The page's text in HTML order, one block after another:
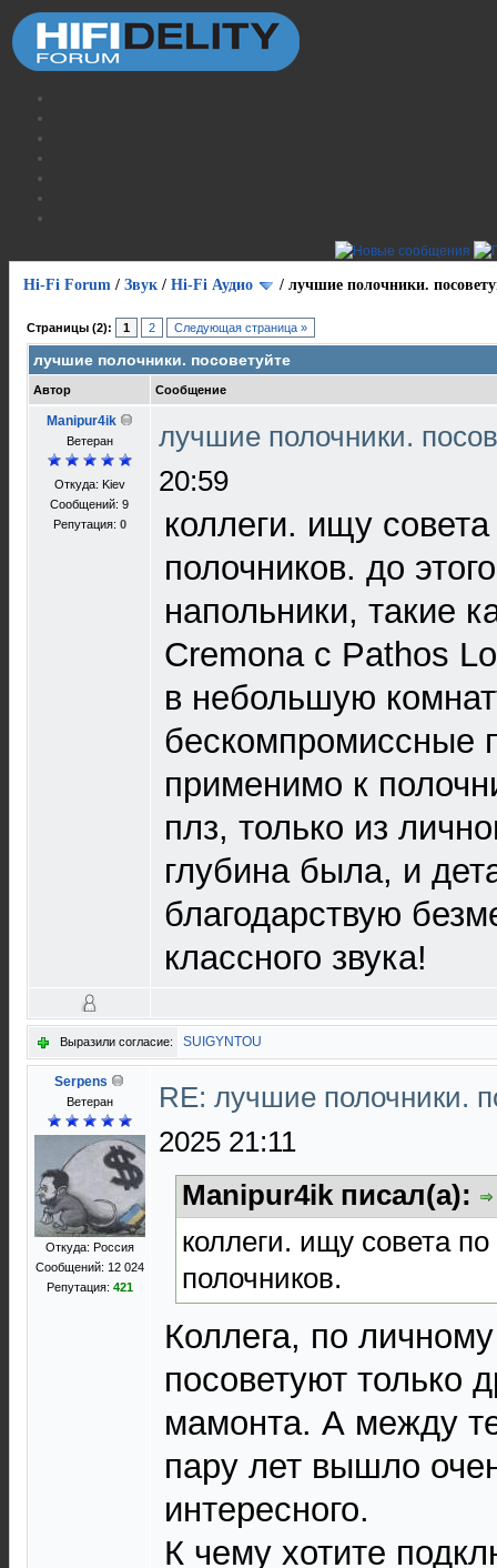
Hi-Fi Forum / Звук / Hi-Fi Аудио / лучшие полочники.
Страницы (2): 1 2 Следующая страница »
лучшие полочники. посоветуйте
Автор Сообщение
Manipur4ik
Ветеран
Откуда: Kiev
Сообщений: 9
Репутация: 0
лучшие полочники.
20:59
коллеги. ищу
полочников. до
напольники, такие
Cremona с Pathos
в небольшую
бескомпромиссные
применимо к
плз, только из
глубина была, и
благодарствую
классного звука!
Выразили согласие: SUIGYNTOU
Serpens
Ветеран
Откуда: Россия
Сообщений: 12 024
Репутация: 421
RE: лучшие полочники.
2025 21:11
Manipur4ik писал(а):
коллеги. ищу совета
полочников.
Коллега, по
посоветуют только
мамонта. А между
пару лет вышло
интересного.
К чему хотите